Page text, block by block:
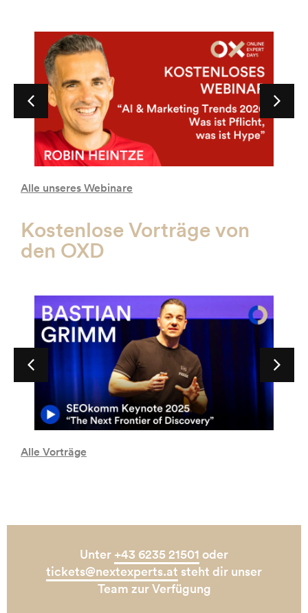
Alle unseres Webinare
Kostenlose Vorträge von
den OXD
Alle Vorträge
Unter +43 6235 21501 oder
tickets@nextexperts.at steht dir unser
Team zur Verfügung